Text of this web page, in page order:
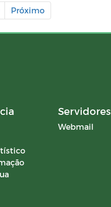
Próximo
Servidores
Webmail